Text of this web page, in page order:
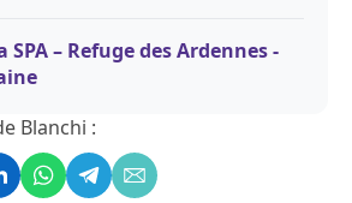
SPA – Refuge des Ardennes -
Blanchi :